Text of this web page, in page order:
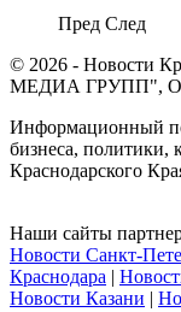
Пред След
© 2026 - Новости
МЕДИА ГРУПП",
Информационный
бизнеса, политики,
Краснодарского
Наши сайты
Новости Санкт-
Краснодара |
Новости Казани |